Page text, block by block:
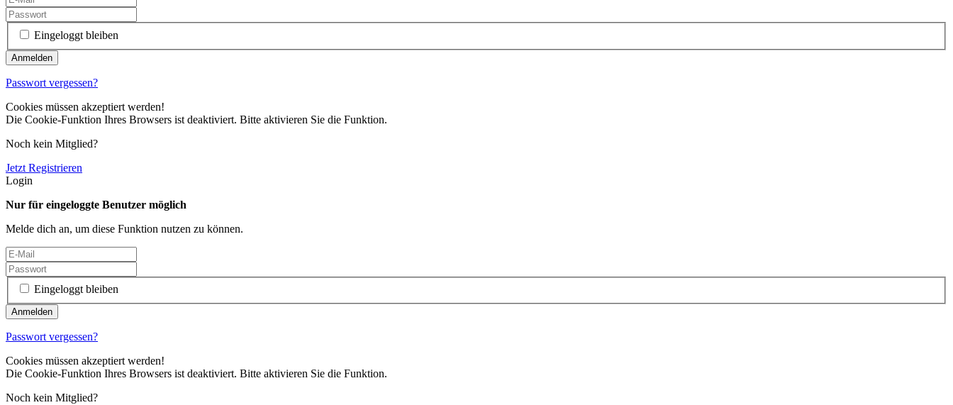
Eingeloggt bleiben
Passwort vergessen?
Cookies müssen akzeptiert werden!
Die Cookie-Funktion Ihres Browsers ist deaktiviert. Bitte aktivieren Sie die Funktion.
Noch kein Mitglied?
Jetzt Registrieren
Login
Nur für eingeloggte Benutzer möglich
Melde dich an, um diese Funktion nutzen zu können.
Eingeloggt bleiben
Passwort vergessen?
Cookies müssen akzeptiert werden!
Die Cookie-Funktion Ihres Browsers ist deaktiviert. Bitte aktivieren Sie die Funktion.
Noch kein Mitglied?